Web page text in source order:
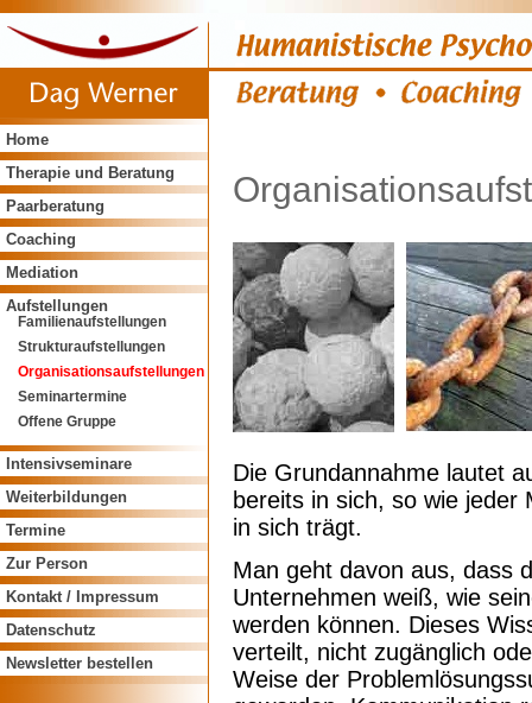
Die Grundannahme lautet
bereits in sich, so wie jeder
in sich trägt.
Man geht davon aus, dass
Unternehmen weiß, wie
werden können. Dieses
verteilt, nicht zugänglich
Weise der
Home
Therapie und Beratung
Paarberatung
Coaching
Mediation
Aufstellungen
Familienaufstellungen
Strukturaufstellungen
Organisationsaufstellungen
Seminartermine
Offene Gruppe
Intensivseminare
Weiterbildungen
Termine
Zur Person
Kontakt / Impressum
Datenschutz
Newsletter bestellen